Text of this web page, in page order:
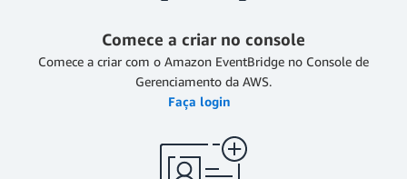
Comece a criar no console
Comece a criar com o Amazon EventBridge no Console de
Gerenciamento da AWS.
Faça login